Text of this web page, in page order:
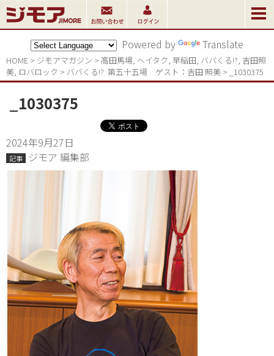
Powered by Translate
HOME > ジモアマガジン > 高田馬場, ヘイタク, 早稲田, ババくる!?, 吉田照
美, ロバロック > ババくる!?  第五十五場　ゲスト：吉田 照美 > _1030375
_1030375
2024年9月27日
記事 ジモア 編集部